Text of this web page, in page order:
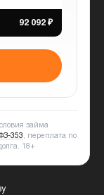
92 092 ₽
займа
353 , переплата по
18+